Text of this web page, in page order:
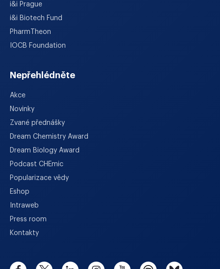
i&i Prague
i&i Biotech Fund
PharmTheon
IOCB Foundation
Nepřehlédněte
Akce
Novinky
Zvané přednášky
Dream Chemistry Award
Dream Biology Award
Podcast CHEmic
Popularizace vědy
Eshop
Intraweb
Press room
Kontakty